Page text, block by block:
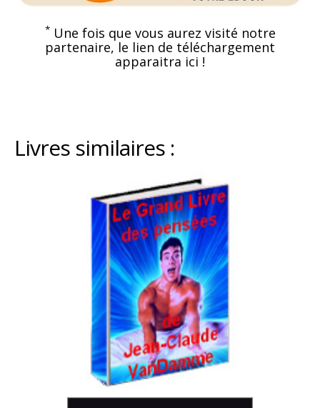
*Une fois que vous aurez visité notre
partenaire, le lien de téléchargement
apparaitra ici !
Livres similaires :